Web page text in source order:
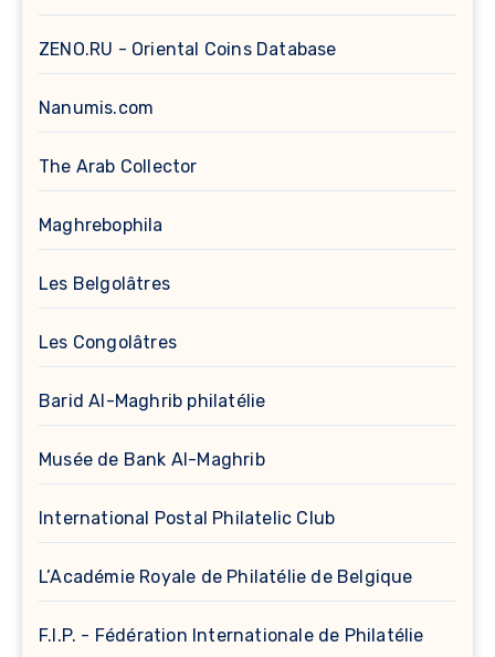
ZENO.RU - Oriental Coins Database
Nanumis.com
The Arab Collector
Maghrebophila
Les Belgolâtres
Les Congolâtres
Barid Al-Maghrib philatélie
Musée de Bank Al-Maghrib
International Postal Philatelic Club
L’Académie Royale de Philatélie de Belgique
F.I.P. - Fédération Internationale de Philatélie